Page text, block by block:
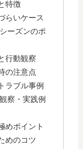
特徴
らいケース
ーズンのポ
行動観察
の注意点
ラブル事例
察・実践例
めポイント
めのコツ